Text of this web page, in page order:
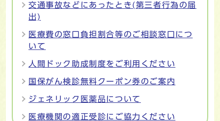
交通事故などにあったとき(第三者行為の届
出)
医療費の窓口負担割合等のご相談窓口につ
いて
人間ドック助成制度をご利用ください
国保がん検診無料クーポン券のご案内
ジェネリック医薬品について
医療機関の適正受診にご協力ください